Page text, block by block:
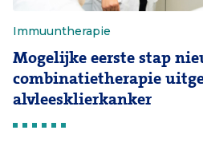
Immuuntherapie
Mogelijke eerste stap
combinatietherapie
alvleesklierkanker